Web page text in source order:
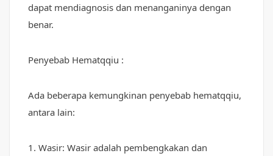
dapat mendiagnosis dan menanganinya dengan
benar.
Penyebab Hematqqiu :
Ada beberapa kemungkinan penyebab hematqqiu,
antara lain:
1. Wasir: Wasir adalah pembengkakan dan